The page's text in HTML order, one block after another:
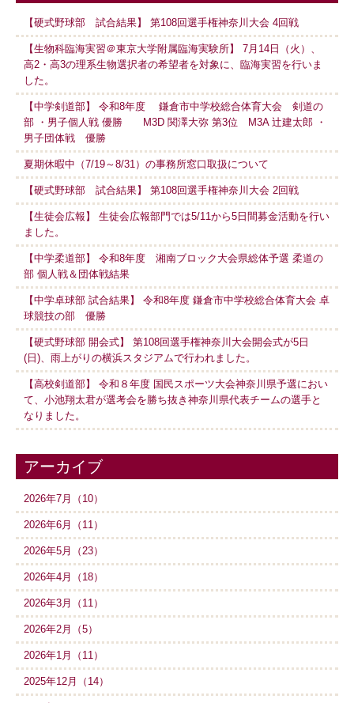
【硬式野球部 試合結果】 第108回選手権神奈川大会 4回戦
【生物科臨海実習＠東京大学附属臨海実験所】 7月14日（火）、
高2・高3の理系生物選択者の希望者を対象に、臨海実習を行いま
した。
【中学剣道部】 令和8年度 鎌倉市中学校総合体育大会 剣道の
部 ・男子個人戦 優勝 M3D 関澤大弥 第3位 M3A 辻建太郎 ・
男子団体戦 優勝
夏期休暇中（7/19～8/31）の事務所窓口取扱について
【硬式野球部 試合結果】 第108回選手権神奈川大会 2回戦
【生徒会広報】 生徒会広報部門では5/11から5日間募金活動を行い
ました。
【中学柔道部】 令和8年度 湘南ブロック大会県総体予選 柔道の
部 個人戦＆団体戦結果
【中学卓球部 試合結果】 令和8年度 鎌倉市中学校総合体育大会 卓
球競技の部 優勝
【硬式野球部 開会式】 第108回選手権神奈川大会開会式が5日
(日)、雨上がりの横浜スタジアムで行われました。
【高校剣道部】 令和８年度 国民スポーツ大会神奈川県予選におい
て、小池翔太君が選考会を勝ち抜き神奈川県代表チームの選手と
なりました。
アーカイブ
2026年7月（10）
2026年6月（11）
2026年5月（23）
2026年4月（18）
2026年3月（11）
2026年2月（5）
2026年1月（11）
2025年12月（14）